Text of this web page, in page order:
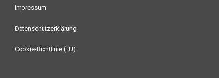
Impressum
Datenschutzerklärung
Cookie-Richtlinie (EU)